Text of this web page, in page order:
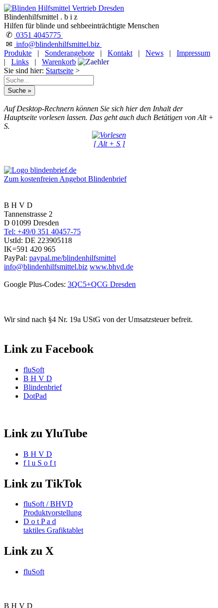
Blindenhilfsmittel . b i z
Hilfen für blinde und sehbeeinträchtigte Menschen
✆ 0351 4045775
✉ info@blindenhilfsmittel.biz
Produkte
| Sonderangebote | Kontakt | News |
Impressum
|
Links |
Warenkorb
Sie sind hier: Startseite >
Auf Desktop-Rechnern können Sie sich hier den Inhalt der
Hauptseite vorlesen lassen. Das geht auch duch Betätigen von Alt +
S.
[ Alt + S ]
Zum kostenfreien Angebot Blindenbrief
B H V D
Tannenstrasse 2
D 01099 Dresden
Tel: +49/0 351 40457-75
UstId: DE 223905118
IK=591 420 965
PayPal: paypal.me/blindenhilfsmittel
info@blindenhilfsmittel.biz www.bhvd.de
Google Plus-Codes: 3QC5+QCG Dresden
Wir sind nach §4 Nr. 19a UStG von der Umsatzsteuer befreit.
Link zu Facebook
fluSoft
B H V D
Blindenbrief
DotPad
Link zu YluTube
B H V D
f l u S o f t
Link zu TikTok
fluSoft / BHVD
Produktvorstellung
D o t P a d
taktiles Grafiktablet
Link zu X
fluSoft
B H V D